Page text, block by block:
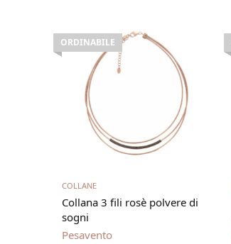
ORDINABILE
COLLANE
Collana 3 fili rosè polvere di
sogni
Pesavento